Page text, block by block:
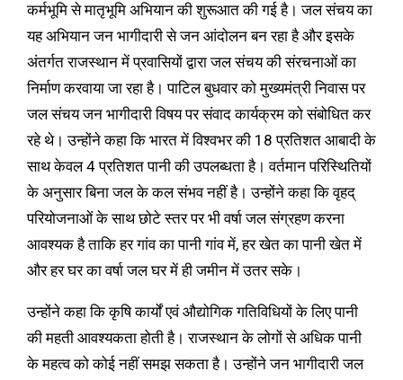
कर्मभूमि से मातृभूमि अभियान की शुरूआत की गई है। जल संचय का
यह अभियान जन भागीदारी से जन आंदोलन बन रहा है और इसके
अंतर्गत राजस्थान में प्रवासियों द्वारा जल संचय की संरचनाओं का
निर्माण करवाया जा रहा है। पाटिल बुधवार को मुख्यमंत्री निवास पर
जल संचय जन भागीदारी विषय पर संवाद कार्यक्रम को संबोधित कर
रहे थे। उन्होंने कहा कि भारत में विश्वभर की 18 प्रतिशत आबादी के
साथ केवल 4 प्रतिशत पानी की उपलब्धता है। वर्तमान परिस्थितियों
के अनुसार बिना जल के कल संभव नहीं है। उन्होंने कहा कि वृहद्
परियोजनाओं के साथ छोटे स्तर पर भी वर्षा जल संग्रहण करना
आवश्यक है ताकि हर गांव का पानी गांव में, हर खेत का पानी खेत में
और हर घर का वर्षा जल घर में ही जमीन में उतर सके।
उन्होंने कहा कि कृषि कार्यों एवं औद्योगिक गतिविधियों के लिए पानी
की महती आवश्यकता होती है। राजस्थान के लोगों से अधिक पानी
के महत्व को कोई नहीं समझ सकता है। उन्होंने जन भागीदारी जल